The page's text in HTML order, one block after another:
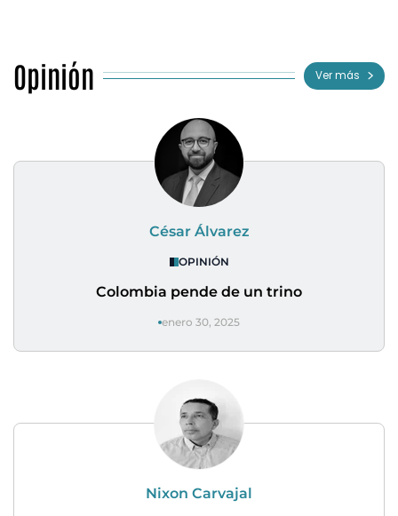
Opinión Ver más
César Álvarez
OPINIÓN
Colombia pende de un trino
enero 30, 2025
Nixon Carvajal